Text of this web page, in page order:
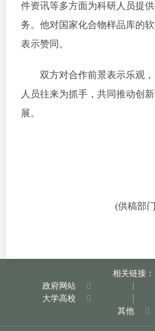
件资讯等多方面为科研人员提
务。他对国家化合物样品库的
表示赞同。
双方对合作前景表示乐观，
人员往来为抓手，共同推动创
展。
(供稿部
相关链接：
政府网站
大学高校
其他